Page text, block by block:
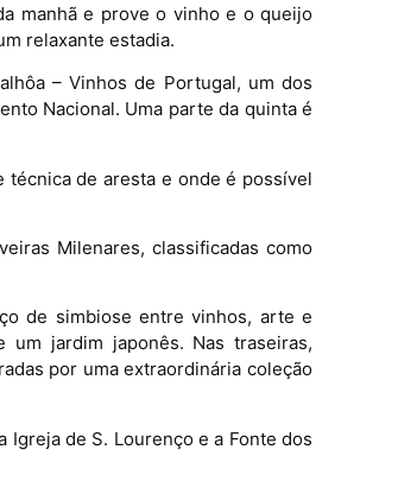
manhã e prove o vinho e o queijo
relaxante estadia.
– Vinhos de Portugal, um dos
Nacional. Uma parte da quinta é
técnica de aresta e onde é possível
Milenares, classificadas como
de simbiose entre vinhos, arte e
um jardim japonês. Nas traseiras,
por uma extraordinária coleção
de S. Lourenço e a Fonte dos